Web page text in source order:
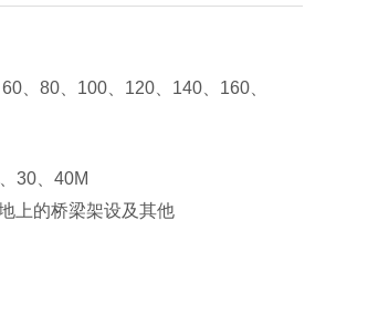
、80、100、120、140、160、
30、40M
上的桥梁架设及其他